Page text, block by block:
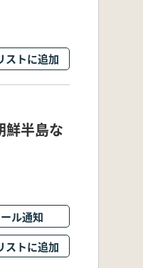
ストに追加
半島な
ル通知
ストに追加